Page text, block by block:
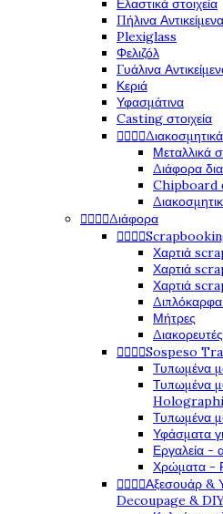
Ελαστικά στοιχεία
Πήλινα Αντικείμενα
Plexiglass
Φελιζόλ
Γυάλινα
Κεριά
Υφασμάτινα
Casting στοιχεία
   
Μεταλλικά
Διάφορα
Chipboard
   Διάφορα
   
Χαρτιά
Χαρτιά
Χαρτιά
Διπλόκαρφα
Μήτρες
   Sospeso
Τυπωμένα
Τυπωμένα
Τυπωμένα
Υφάσματα
Εργαλεία -
Χρώματα -
   Αξεσουάρ &
Decoupage &